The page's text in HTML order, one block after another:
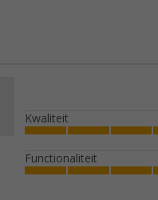
Kwaliteit
Functionaliteit